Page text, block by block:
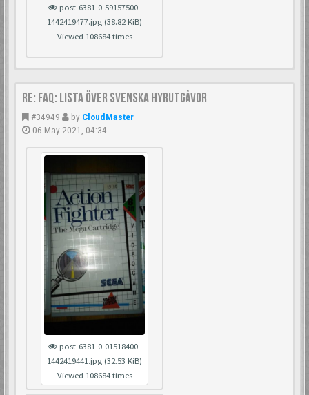
post-6381-0-59157500-
1442419477.jpg (38.82 KiB)
Viewed 108684 times
Re: FAQ: Lista över svenska hyrutgåvor
#34949 by CloudMaster
06 May 2021, 04:34
post-6381-0-01518400-
1442419441.jpg (32.53 KiB)
Viewed 108684 times